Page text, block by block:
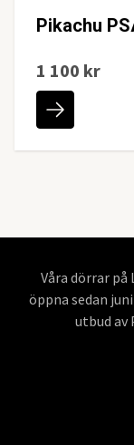
Pikachu
1 100 kr
Våra dörrar
öppna sedan
utbud av